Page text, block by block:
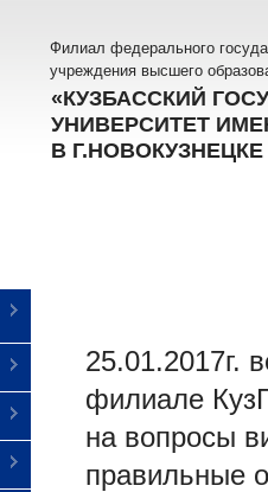
Филиал федерального
учреждения высшего
«КУЗБАССКИЙ
УНИВЕРСИТЕТ
В Г.НОВОКУЗНЕЦКЕ
25.01.2017г.
филиале
на вопросы
правильные